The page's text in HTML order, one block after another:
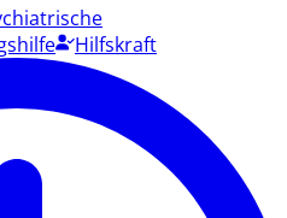
Hilfskraft